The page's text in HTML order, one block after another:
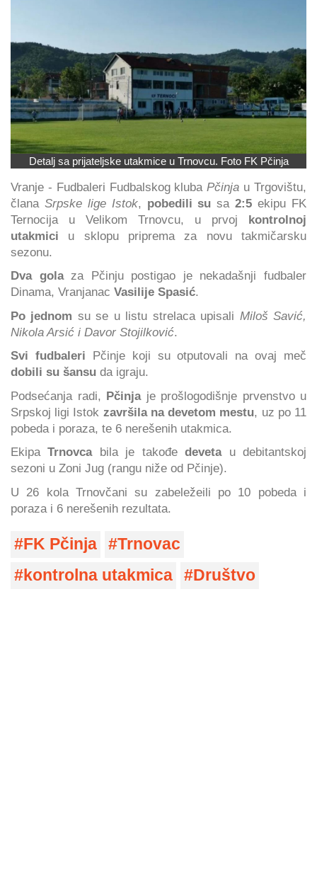
Detalj sa prijateljske utakmice u Trnovcu. Foto FK Pčinja
Vranje - Fudbaleri Fudbalskog klubaPčinja u Trgovištu,
člana Srpske lige Istok, pobedili su sa2:5 ekipu FK
Ternocija u Velikom Trnovcu, u prvoj kontrolnoj
utakmici u sklopu priprema za novu takmičarsku
sezonu.
Dva golaza Pčinju postigao je nekadašnji fudbaler
Dinama, Vranjanac Vasilije Spasić.
Po jednom su se u listu strelaca upisali Miloš Savić,
Nikola Arsić i Davor Stojilković.
Svi fudbaleri Pčinje koji su otputovali na ovaj meč
dobili su šansu da igraju.
Podsećanja radi, Pčinjaje prošlogodišnje prvenstvo u
Srpskoj ligi Istok završila na devetom mestu, uz po 11
pobeda i poraza, te 6 nerešenih utakmica.
EkipaTrnovcabila je takođedeveta u debitantskoj
sezoni u Zoni Jug (rangu niže od Pčinje).
U 26 kola Trnovčani su zabeležeili po 10 pobeda i
poraza i 6 nerešenih rezultata.
FK Pčinja
Trnovac
kontrolna utakmica
Društvo